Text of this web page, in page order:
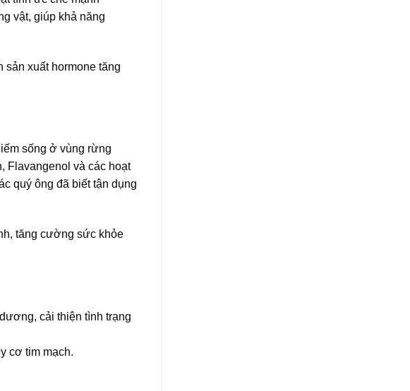
vật, giúp khả năng
xuất hormone tăng
sống ở vùng rừng
Flavangenol và các hoạt
quý ông đã biết tận dụng
tăng cường sức khỏe
cải thiện tình trạng
cơ tim mạch.